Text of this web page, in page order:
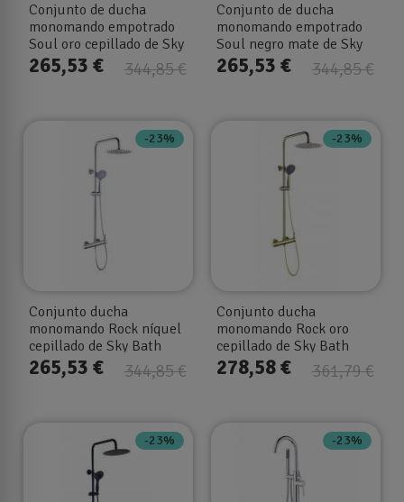
Conjunto de ducha
monomando empotrado
Soul oro cepillado de Sky
bath
344,85 €
265,53 €
Conjunto de ducha
monomando empotrado
Soul negro mate de Sky
bath
344,85 €
265,53 €
-23%
Conjunto ducha
monomando Rock níquel
cepillado de Sky Bath
344,85 €
265,53 €
-23%
Conjunto ducha
monomando Rock oro
cepillado de Sky Bath
361,79 €
278,58 €
-23% -23%